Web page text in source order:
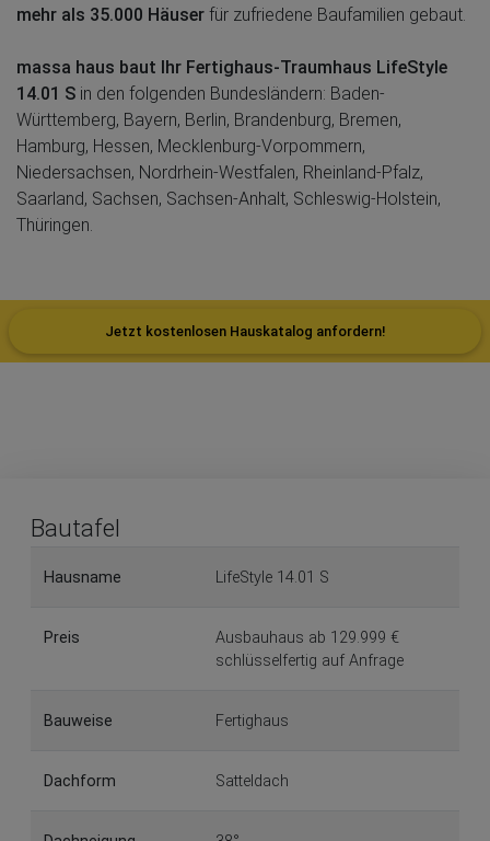
mehr als 35.000 Häuser für zufriedene Baufamilien gebaut.
massa haus baut Ihr Fertighaus-Traumhaus LifeStyle
14.01 S in den folgenden Bundesländern: Baden-
Württemberg, Bayern, Berlin, Brandenburg, Bremen,
Hamburg, Hessen, Mecklenburg-Vorpommern,
Niedersachsen, Nordrhein-Westfalen, Rheinland-Pfalz,
Saarland, Sachsen, Sachsen-Anhalt, Schleswig-Holstein,
Thüringen.
Jetzt kostenlosen Hauskatalog anfordern!
Bautafel
Hausname LifeStyle 14.01 S
Preis
Ausbauhaus ab 129.999 €
schlüsselfertig auf Anfrage
Bauweise Fertighaus
Dachform Satteldach